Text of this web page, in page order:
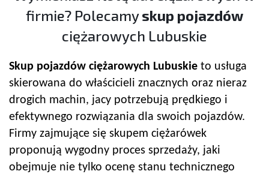
firmie? Polecamyskup pojazdów
ciężarowych Lubuskie
Skup pojazdów ciężarowych Lubuskie to usługa
skierowana do właścicieli znacznych oraz nieraz
drogich machin, jacy potrzebują prędkiego i
efektywnego rozwiązania dla swoich pojazdów.
Firmy zajmujące się skupem ciężarówek
proponują wygodny proces sprzedaży, jaki
obejmuje nie tylko ocenę stanu technicznego